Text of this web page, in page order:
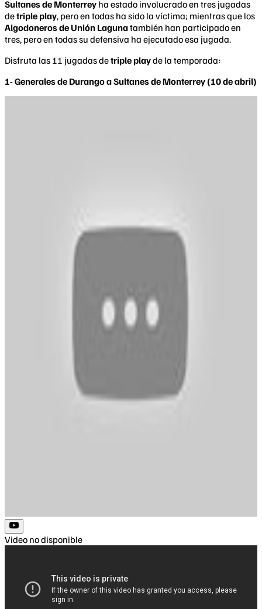
Sultanes de Monterrey ha estado involucrado en tres jugadas
detriple play, pero en todas ha sido la víctima; mientras que los
Algodoneros de Unión Lagunatambién han participado en
tres, pero en todas su defensiva ha ejecutado esa jugada.
Disfruta las 11 jugadas detriple playde la temporada:
1- Generales de Durango a Sultanes de Monterrey (10 de abril)
Video no disponible